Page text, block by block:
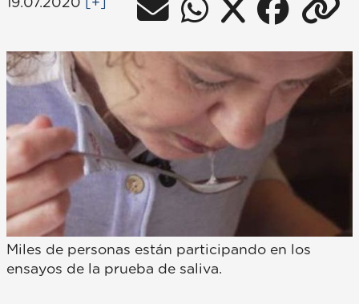
19.07.2020 [+]
Miles de personas están participando en los
ensayos de la prueba de saliva.